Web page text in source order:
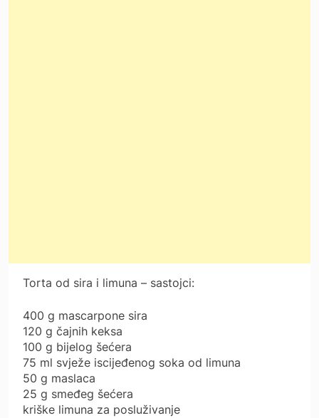
Torta od sira i limuna – sastojci:
400 g mascarpone sira
120 g čajnih keksa
100 g bijelog šećera
75 ml svježe iscijeđenog soka od limuna
50 g maslaca
25 g smeđeg šećera
kriške limuna za posluživanje